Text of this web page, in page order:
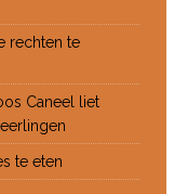
rechten te
Caneel liet
te eten